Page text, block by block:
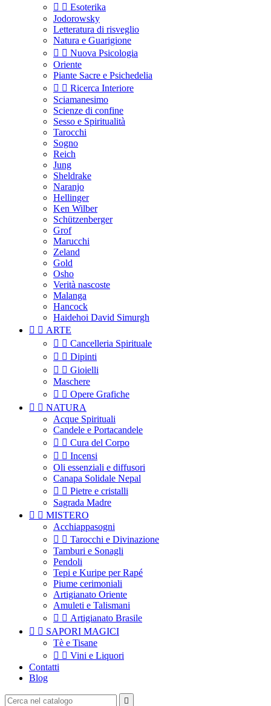
  Esoterika
Jodorowsky
Letteratura di risveglio
Natura e Guarigione
  Nuova Psicologia
Oriente
Piante Sacre e Psichedelia
  Ricerca Interiore
Sciamanesimo
Scienze di confine
Sesso e Spiritualità
Tarocchi
Sogno
Reich
Jung
Sheldrake
Naranjo
Hellinger
Ken Wilber
Schützenberger
Grof
Marucchi
Zeland
Gold
Osho
Verità nascoste
Malanga
Hancock
Haidehoi David Simurgh
  ARTE
  Cancelleria Spirituale
  Dipinti
  Gioielli
Maschere
  Opere Grafiche
  NATURA
Acque Spirituali
Candele e Portacandele
  Cura del Corpo
  Incensi
Oli essenziali e diffusori
Canapa Solidale Nepal
  Pietre e cristalli
Sagrada Madre
  MISTERO
Acchiappasogni
  Tarocchi e Divinazione
Tamburi e Sonagli
Pendoli
Tepi e Kuripe per Rapé
Piume cerimoniali
Artigianato Oriente
Amuleti e Talismani
  Artigianato Brasile
  SAPORI MAGICI
Tè e Tisane
  Vini e Liquori
Contatti
Blog
